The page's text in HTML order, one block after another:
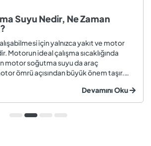
Suyu Nedir, Ne Zaman
için yalnızca yakıt ve motor
Motorun ideal çalışma sıcaklığında
motor soğutma suyu da araç
ömrü açısından büyük önem taşır.
suyu; hararet, korozyon, motor
onarım ma...
Devamını Oku